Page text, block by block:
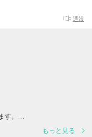
通報
。
ご覧いただきありがとう
もっと見る